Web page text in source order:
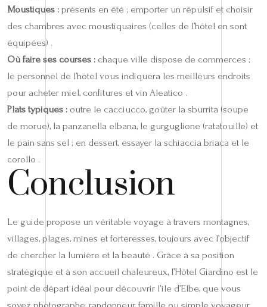
Moustiques : présents en été ; emporter un répulsif et choisir
des chambres avec moustiquaires (celles de l’hôtel en sont
équipées) .
Où faire ses courses : chaque ville dispose de commerces ;
le personnel de l’hôtel vous indiquera les meilleurs endroits
pour acheter miel, confitures et vin Aleatico .
Plats typiques : outre le cacciucco, goûter la sburrita (soupe
de morue), la panzanella elbana, le gurguglione (ratatouille) et
le pain sans sel ; en dessert, essayer la schiaccia briaca et le
corollo .
Conclusion
Le guide propose un véritable voyage à travers montagnes,
villages, plages, mines et forteresses, toujours avec l’objectif
de chercher la lumière et la beauté . Grâce à sa position
stratégique et à son accueil chaleureux, l’Hôtel Giardino est le
point de départ idéal pour découvrir l’île d’Elbe, que vous